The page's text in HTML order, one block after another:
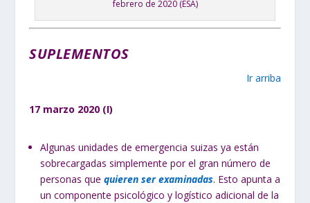
febrero de 2020 (ESA)
SUPLEMENTOS
Ir arriba
17 marzo 2020 (I)
Algunas unidades de emergencia suizas ya están
sobrecargadas simplemente por el gran número de
personas quequieren ser examinadas. Esto apunta a
un componente psicológico y logístico adicional de la